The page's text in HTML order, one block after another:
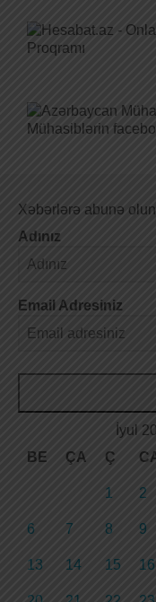
Xəbərlərə abunə olun
Adınız
Email Adresiniz
İyul
BE
ÇA Ç
1 2
6 7 8 9
13 14 15 16